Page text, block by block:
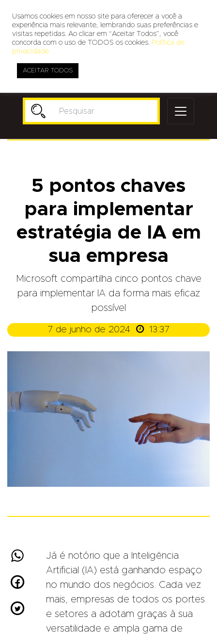
5 pontos chaves
para implementar
estratégia de IA em
sua empresa
Microsoft compartilha cinco pontos chave
para implementar IA da forma mais eficaz
possível
7 de junho de 2024  13:37



Já é notório que a Inteligência
Artificial (IA) está ganhando espaço
no mundo dos negócios. Cada vez
mais, empresas de todos os portes
e setores a adotam graças à sua
versatilidade e ampla gama de
Usamos cookies em nosso site para oferecer a você a
experiência mais relevante, lembrando suas preferências e
visitas repetidas. Ao clicar em “Aceitar Todos”, você
concorda com o uso de TODOS os cookies. Política de
privacidade
ACEITAR TODOS